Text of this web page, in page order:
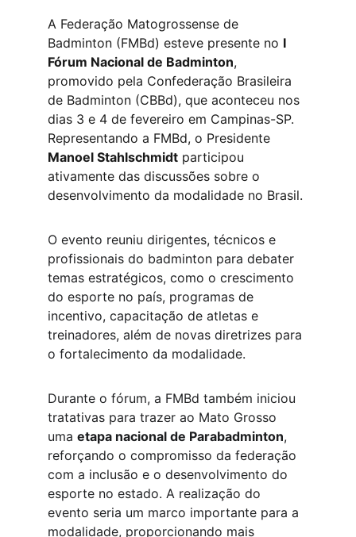
A Federação Matogrossense de
Badminton (FMBd) esteve presente no I
Fórum Nacional de Badminton,
promovido pela Confederação Brasileira
de Badminton (CBBd), que aconteceu nos
dias 3 e 4 de fevereiro em Campinas-SP.
Representando a FMBd, o Presidente
Manoel Stahlschmidt participou
ativamente das discussões sobre o
desenvolvimento da modalidade no Brasil.
O evento reuniu dirigentes, técnicos e
profissionais do badminton para debater
temas estratégicos, como o crescimento
do esporte no país, programas de
incentivo, capacitação de atletas e
treinadores, além de novas diretrizes para
o fortalecimento da modalidade.
Durante o fórum, a FMBd também iniciou
tratativas para trazer ao Mato Grosso
uma etapa nacional de Parabadminton,
reforçando o compromisso da federação
com a inclusão e o desenvolvimento do
esporte no estado. A realização do
evento seria um marco importante para a
modalidade, proporcionando mais